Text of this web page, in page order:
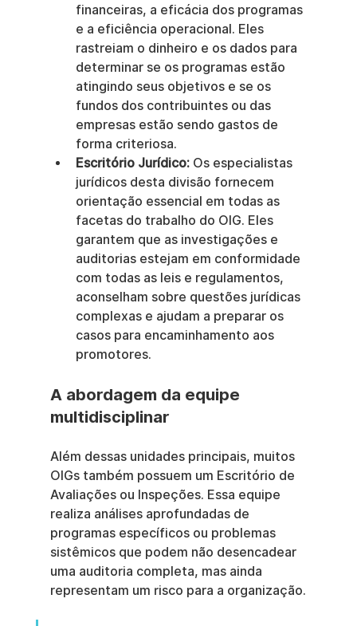
financeiras, a eficácia dos programas
e a eficiência operacional. Eles
rastreiam o dinheiro e os dados para
determinar se os programas estão
atingindo seus objetivos e se os
fundos dos contribuintes ou das
empresas estão sendo gastos de
forma criteriosa.
Escritório Jurídico: Os especialistas
jurídicos desta divisão fornecem
orientação essencial em todas as
facetas do trabalho do OIG. Eles
garantem que as investigações e
auditorias estejam em conformidade
com todas as leis e regulamentos,
aconselham sobre questões jurídicas
complexas e ajudam a preparar os
casos para encaminhamento aos
promotores.
A abordagem da equipe
multidisciplinar
Além dessas unidades principais, muitos
OIGs também possuem um Escritório de
Avaliações ou Inspeções. Essa equipe
realiza análises aprofundadas de
programas específicos ou problemas
sistêmicos que podem não desencadear
uma auditoria completa, mas ainda
representam um risco para a organização.